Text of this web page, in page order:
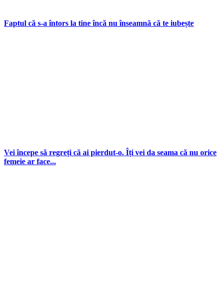
Faptul că s-a întors la tine încă nu înseamnă că te iubește
Vei începe să regreți că ai pierdut-o. Îți vei da seama că nu orice
femeie ar face...